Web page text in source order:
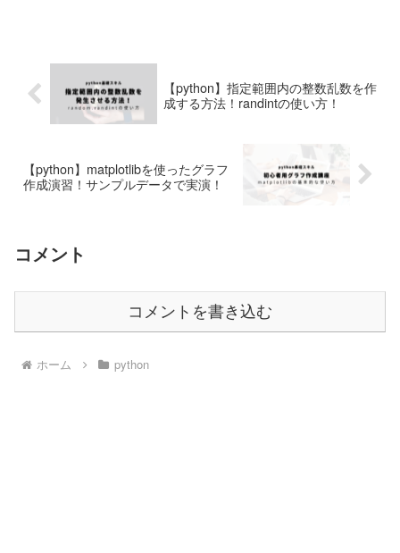
【python】指定範囲内の整数乱数を作
成する方法！randintの使い方！
【python】matplotlibを使ったグラフ
作成演習！サンプルデータで実演！
コメント
コメントを書き込む
ホーム python